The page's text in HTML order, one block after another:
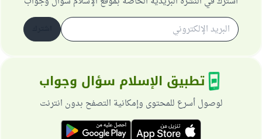
تطبيق الإسلام سؤال وجواب
لوصول أسرع للمحتوى وإمكانية التصفح بدون انترنت